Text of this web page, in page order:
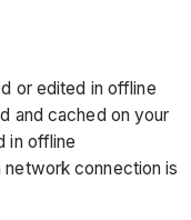
or edited in offline
and cached on your
in offline
connection is